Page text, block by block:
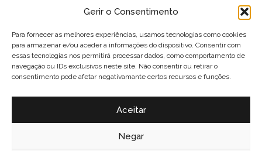
Gerir o Consentimento
Para fornecer as melhores experiências, usamos tecnologias como cookies
para armazenar e/ou aceder a informações do dispositivo. Consentir com
essas tecnologias nos permitirá processar dados, como comportamento de
navegação ou IDs exclusivos neste site. Não consentir ou retirar o
consentimento pode afetar negativamante certos recursos e funções.
Aceitar
Negar
PORTUGAL
(Chamada para a
nacional)
+351 274 094
097
(Chamada para a
rede fixa nacional)
geral@dibare.com
SOCIAIS
Avisos legais
Política de Privacidade
Livro de reclamações
Política de Cookies (UE)